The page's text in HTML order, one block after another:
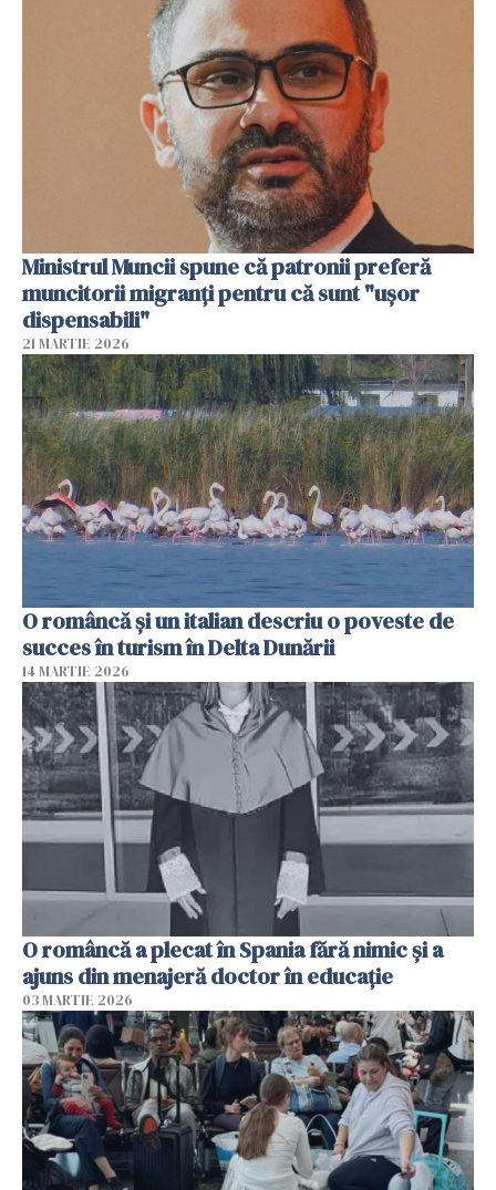
Ministrul Muncii spune că patronii preferă
muncitorii migranți pentru că sunt "uşor
dispensabili"
21 MARTIE 2026
O româncă și un italian descriu o poveste de
succes în turism în Delta Dunării
14 MARTIE 2026
O româncă a plecat în Spania fără nimic și a
ajuns din menajeră doctor în educație
03 MARTIE 2026